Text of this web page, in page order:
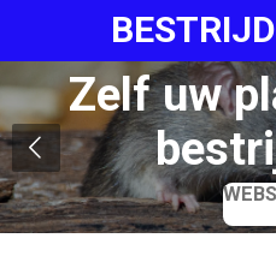
de
hoofdinhoud
Zelf uw